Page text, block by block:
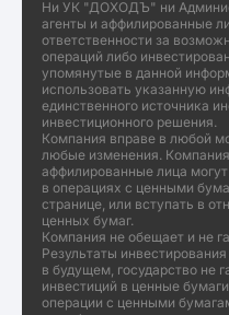
Ни УК "ДОХОДЪ" ни
агенты и аффилированные
ответственности за
операций либо
упомянутые в данной
использовать указанную
единственного источника
инвестиционного решения.
Компания вправе в любой
любые изменения.
аффилированные лица
в операциях с ценными
странице, или вступать в
ценных бумаг.
Компания не обещает и не
Результаты
в будущем, государство не
инвестиций в ценные
операции с ценными